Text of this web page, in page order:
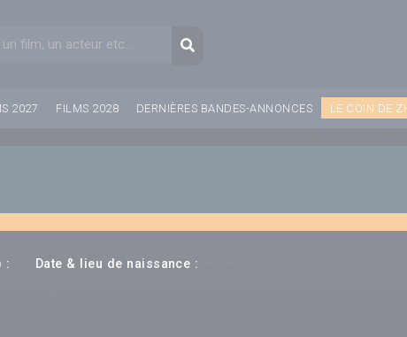
de rechercheRecherche
2027 FILMS 2028 DERNIÈRES BANDES-ANNONCES LE COIN DE
: Date & lieu de naissance :